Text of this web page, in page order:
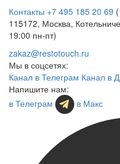
Контакты +7 495 185 20 69
115172, Москва,
19:00 пн-пт)
zakaz@restotouch.ru
Мы в соцсетях:
Канал в Телеграм Канал в
Напишите нам:
в Телеграм
в Макс